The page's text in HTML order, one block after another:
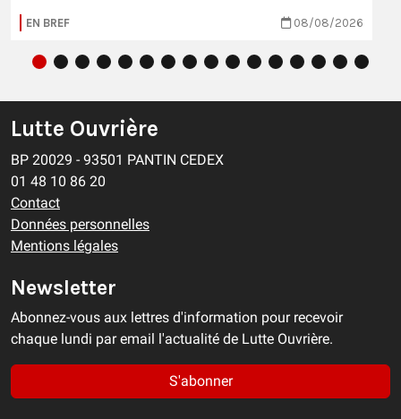
EN BREF 08/08/2026
Lutte Ouvrière
BP 20029 - 93501 PANTIN CEDEX
01 48 10 86 20
Contact
Données personnelles
Mentions légales
Newsletter
Abonnez-vous aux lettres d'information pour recevoir
chaque lundi par email l'actualité de Lutte Ouvrière.
S'abonner